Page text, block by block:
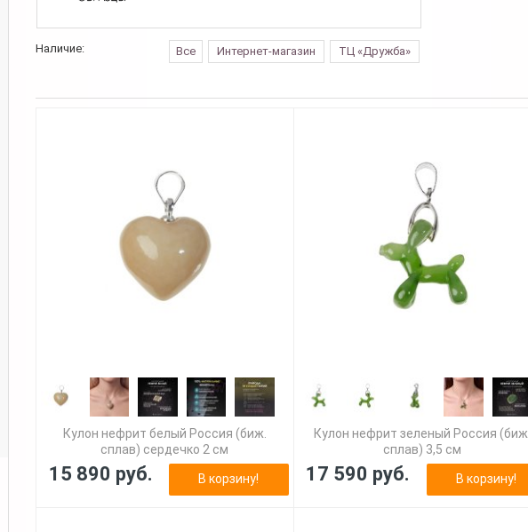
Наличие: Все Интернет-магазин ТЦ «Дружба»
Кулон нефрит белый Россия (биж.
сплав) сердечко 2 см
15 890 руб. В корзину!
Кулон нефрит зеленый Россия (биж.
сплав) 3,5 см
17 590 руб. В корзину!